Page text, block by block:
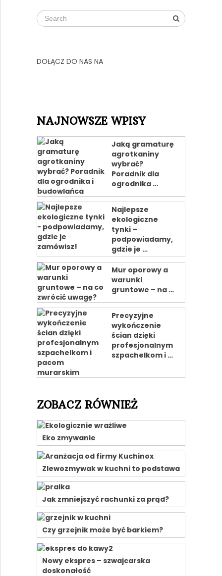
DOŁĄCZ DO NAS NA
NAJNOWSZE WPISY
Jaką gramaturę
agrotkaniny
wybrać?
Poradnik dla
ogrodnika …
Najlepsze
ekologiczne
tynki –
podpowiadamy,
gdzie je …
Mur oporowy a
warunki
gruntowe – na …
Precyzyjne
wykończenie
ścian dzięki
profesjonalnym
szpachelkom i …
ZOBACZ RÓWNIEŻ
Eko zmywanie
Zlewozmywak w kuchni to podstawa
Jak zmniejszyć rachunki za prąd?
Czy grzejnik może być barkiem?
Nowy ekspres – szwajcarska
doskonałość